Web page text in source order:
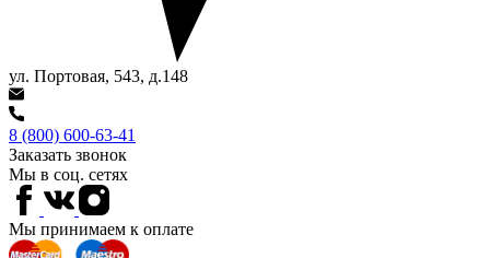
ул. Портовая, 543, д.148
8 (800) 600-63-41
Заказать звонок
Мы в соц. сетях
Мы принимаем к оплате